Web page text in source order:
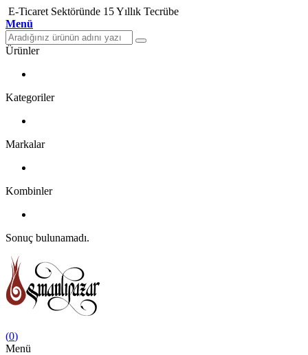
E-Ticaret Sektöründe 15 Yıllık Tecrübe
Menü
Ürünler
Kategoriler
Markalar
Kombinler
Sonuç bulunamadı.
(0)
Menü